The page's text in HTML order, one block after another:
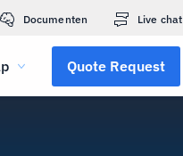
Documenten Live chat
Quote Request